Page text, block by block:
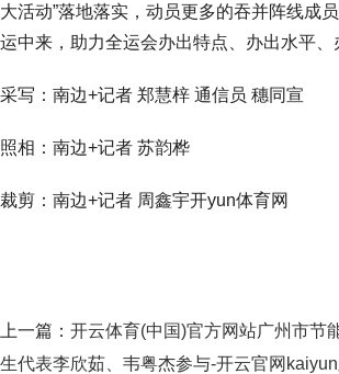
大活动”落地落实，动员更多的吞并阵线成
运中来，助力全运会办出特点、办出水平、
采写：南边+记者 郑慧梓 通信员 穗同宣
照相：南边+记者 苏韵桦
裁剪：南边+记者 周鑫宇开yun体育网
上一篇： 开云体育(中国)官方网站广州市节
生代表李欣茹、韦粤杰参与-开云官网